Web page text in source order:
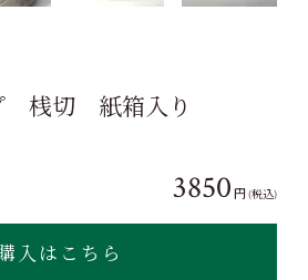
桟切 紙箱入り
3850 円(税込)
入はこちら